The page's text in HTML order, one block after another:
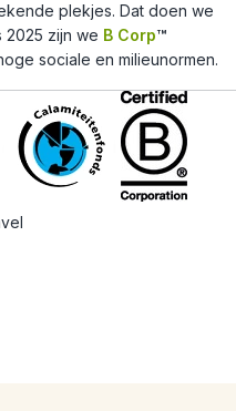
plekjes. Dat doen we
2025 zijn we B Corp™
sociale en milieunormen.